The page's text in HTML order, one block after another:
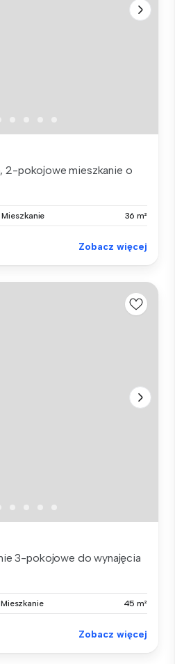
2-pokojowe mieszkanie o
Mieszkanie 36 m²
Zobacz więcej
3-pokojowe do wynajęcia
Mieszkanie 45 m²
Zobacz więcej